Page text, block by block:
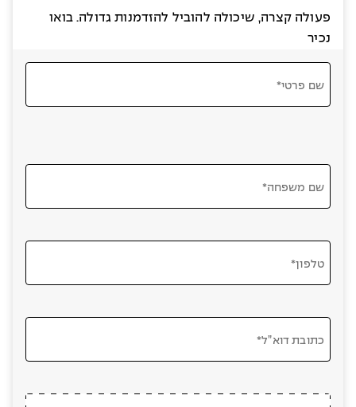
פעולה קצרה, שיכולה להוביל להזדמנות גדולה. בואו
נכיר
שם פרטי*
שם משפחה*
טלפון*
כתובת דוא”ל*